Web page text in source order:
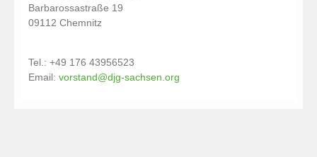
Barbarossastraße 19
09112 Chemnitz
Tel.: +49 176 43956523
Email: vorstand@djg-sachsen.org